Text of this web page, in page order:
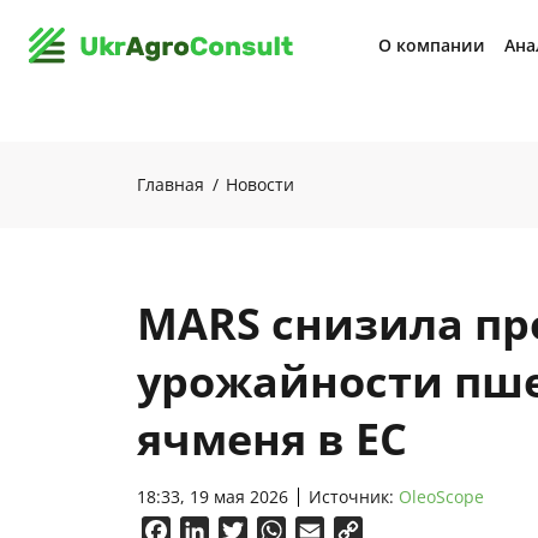
О компании
Главная Новости
MARS снизила
урожайности
ячменя в ЕС
18:33, 19 мая 2026 Источник: OleoScope
FacebookLinkedInTwitterWhatsApp
Email